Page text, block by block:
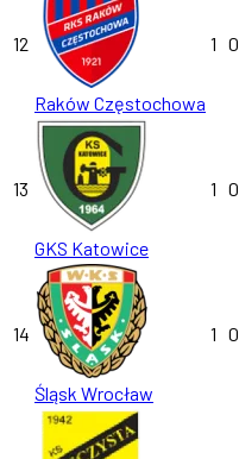
12
Raków Częstochowa
1 0
13
GKS Katowice
1 0
14
Śląsk Wrocław
1 0